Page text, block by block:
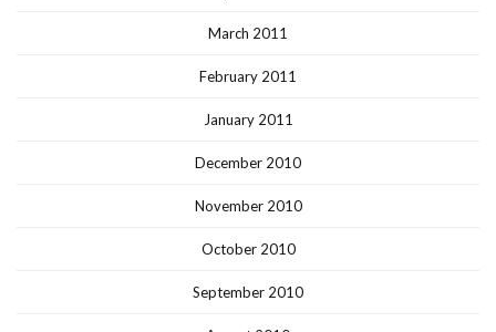
March 2011
February 2011
January 2011
December 2010
November 2010
October 2010
September 2010